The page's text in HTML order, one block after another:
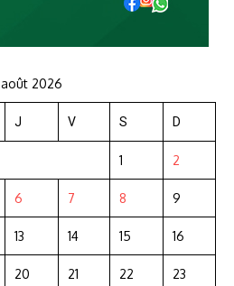
août 2026
J V S D
1 2
6 7 8 9
13 14 15 16
20 21 22 23